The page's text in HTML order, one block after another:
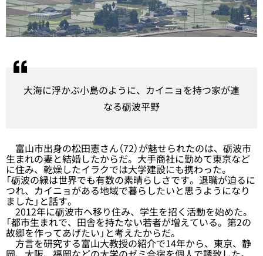
大海に浮かぶ小島のように、カイニョを持つ家が連
なる砺波平野
富山市出身の松田憲さん（72）が魅せられたのは、砺波市
生まれの妻と結婚したからだ。大手商社に勤めて東京など
に住み、乾燥したイラクでは大学建設にも携わった。
「砺波の緑は世界でも有数の素晴らしさです。退職が迫るに
つれ、カイニョがある地域で暮らしたいと思うようになり
ました」と話す。
2012年に砺波市へ移り住み、学生を招く活動を始めた。
「都市生まれで、田舎を持たない若者が増えている。第2の
故郷を作ってあげたい」と考えたからだ。
方言を研究する富山大教授の紹介で14年から、東京、静